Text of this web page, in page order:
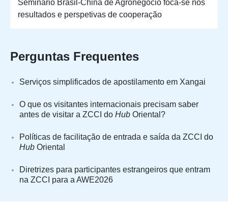
Seminário Brasil-China de Agronegócio foca-se nos
resultados e perspetivas de cooperação
Perguntas Frequentes
Serviços simplificados de apostilamento em Xangai
O que os visitantes internacionais precisam saber
antes de visitar a ZCCI do Hub Oriental?
Políticas de facilitação de entrada e saída da ZCCI do
Hub Oriental
Diretrizes para participantes estrangeiros que entram
na ZCCI para a AWE2026